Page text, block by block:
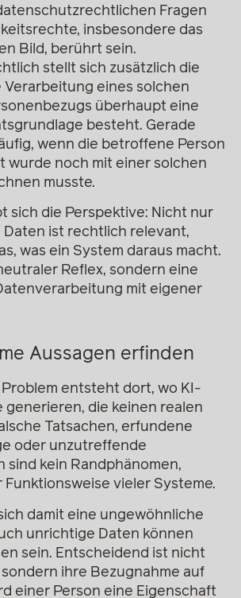
Fragen
insbesondere das
Bild, berührt sein.
stellt sich zusätzlich die
Verarbeitung eines solchen
überhaupt eine
besteht. Gerade
wenn die betroffene Person
wurde noch mit einer solchen
musste.
sich die Perspektive: Nicht nur
Daten ist rechtlich relevant,
was ein System daraus macht.
Reflex, sondern eine
mit eigener
Aussagen erfinden
Problem entsteht dort, wo KI-
generieren, die keinen realen
Tatsachen, erfundene
oder unzutreffende
sind kein Randphänomen,
Funktionsweise vieler Systeme.
damit eine ungewöhnliche
unrichtige Daten können
sein. Entscheidend ist nicht
ihre Bezugnahme auf
einer Person eine Eigenschaft